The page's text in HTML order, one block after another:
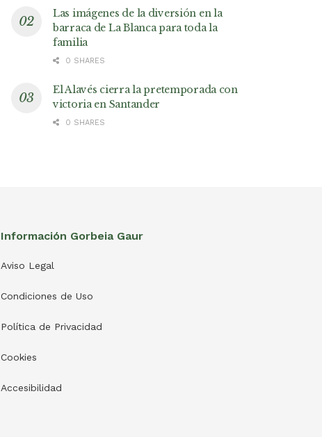
Las imágenes de la diversión en la
barraca de La Blanca para toda la
familia
0 SHARES
El Alavés cierra la pretemporada con
victoria en Santander
0 SHARES
Información Gorbeia Gaur
Aviso Legal
Condiciones de Uso
Política de Privacidad
Cookies
Accesibilidad